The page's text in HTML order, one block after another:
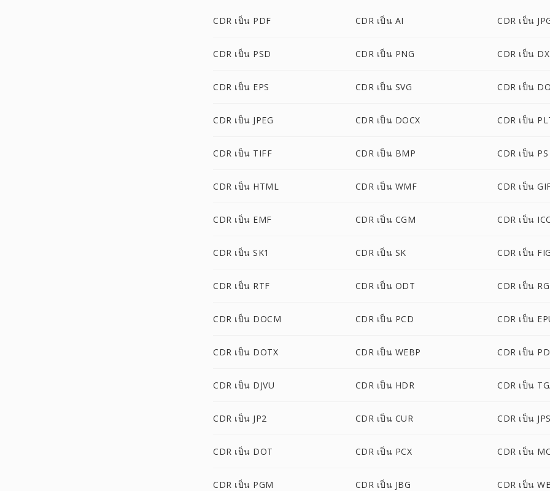
CDR เป็น PDF CDR เป็น AI CDR เป็น
CDR เป็น PSD CDR เป็น PNG CDR เป็น
CDR เป็น EPS CDR เป็น SVG CDR เป็น
CDR เป็น JPEG CDR เป็น DOCX CDR เป็น
CDR เป็น TIFF CDR เป็น BMP CDR เป็น PS
CDR เป็น HTML CDR เป็น WMF CDR เป็น
CDR เป็น EMF CDR เป็น CGM CDR เป็น
CDR เป็น SK1 CDR เป็น SK CDR เป็น FIG
CDR เป็น RTF CDR เป็น ODT CDR เป็น
CDR เป็น DOCM CDR เป็น PCD CDR เป็น
CDR เป็น DOTX CDR เป็น WEBP CDR เป็น
CDR เป็น DJVU CDR เป็น HDR CDR เป็น
CDR เป็น JP2 CDR เป็น CUR CDR เป็น JPS
CDR เป็น DOT CDR เป็น PCX CDR เป็น
CDR เป็น PGM CDR เป็น JBG CDR เป็น